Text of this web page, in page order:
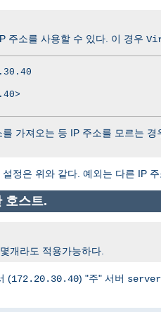
주소를 사용할 수 있다. 이 경우
가져오는 등 IP 주소를 모르는 경
정은 위와 같다. 예외는 다른 IP
호스트.
개라도 적용가능하다.
(172.20.30.40) "주" 서버